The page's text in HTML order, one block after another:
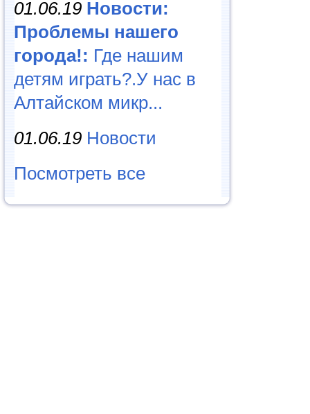
01.06.19 Новости:
Проблемы нашего
города!: Где нашим
детям играть?.У нас в
Алтайском микр...
01.06.19 Новости
Посмотреть все